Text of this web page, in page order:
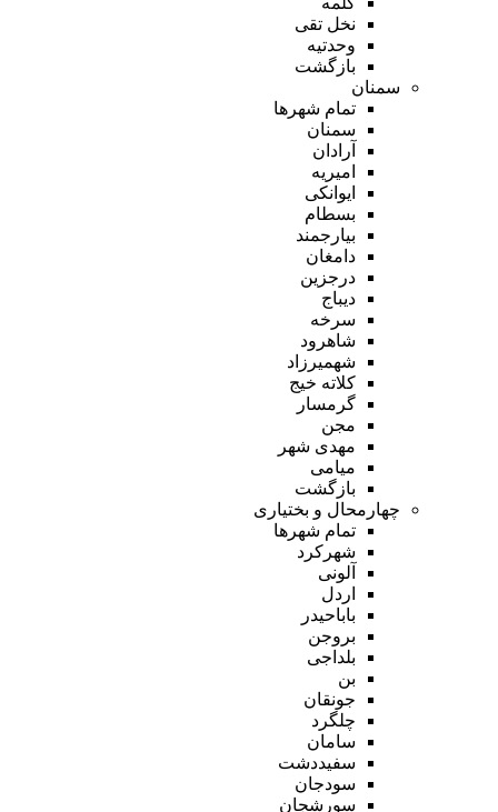
نخل تقی
وحدتیه
بازگشت
سمنان
تمام شهر‌ها
سمنان
آرادان
امیریه
ایوانکی
بسطام
بیارجمند
دامغان
درجزین
دیباج
سرخه
شاهرود
شهمیرزاد
کلاته خیج
گرمسار
مجن
مهدی شهر
میامی
بازگشت
چهارمحال و بختیاری
تمام شهر‌ها
شهرکرد
آلونی
اردل
باباحیدر
بروجن
بلداجی
بن
جونقان
چلگرد
سامان
سفیددشت
سودجان
سورشجان